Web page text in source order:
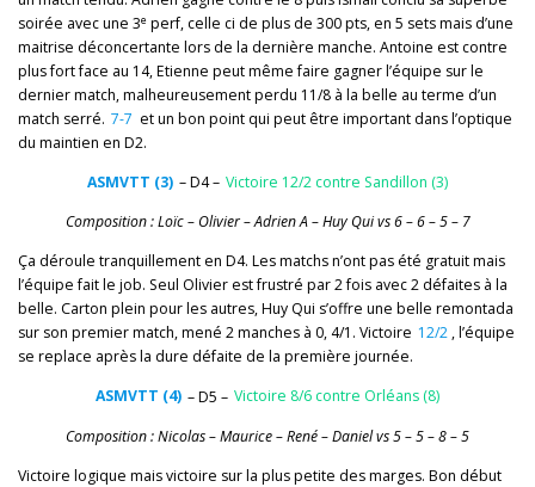
soirée avec une 3e perf, celle ci de plus de 300 pts, en 5 sets mais d’une
maitrise déconcertante lors de la dernière manche. Antoine est contre
plus fort face au 14, Etienne peut même faire gagner l’équipe sur le
dernier match, malheureusement perdu 11/8 à la belle au terme d’un
match serré. 7-7 et un bon point qui peut être important dans l’optique
du maintien en D2.
ASMVTT (3) – D4 – Victoire 12/2 contre Sandillon (3)
Composition : Loïc – Olivier – Adrien A – Huy Qui vs 6 – 6 – 5 – 7
Ça déroule tranquillement en D4. Les matchs n’ont pas été gratuit mais
l’équipe fait le job. Seul Olivier est frustré par 2 fois avec 2 défaites à la
belle. Carton plein pour les autres, Huy Qui s’offre une belle remontada
sur son premier match, mené 2 manches à 0, 4/1. Victoire 12/2, l’équipe
se replace après la dure défaite de la première journée.
ASMVTT (4) – D5 – Victoire 8/6 contre Orléans (8)
Composition : Nicolas – Maurice – René – Daniel vs 5 – 5 – 8 – 5
Victoire logique mais victoire sur la plus petite des marges. Bon début